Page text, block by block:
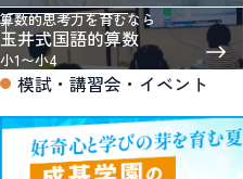
算数的思考力を育むなら
玉井式国語的算数
小1〜小4
模試・講習会・イベント